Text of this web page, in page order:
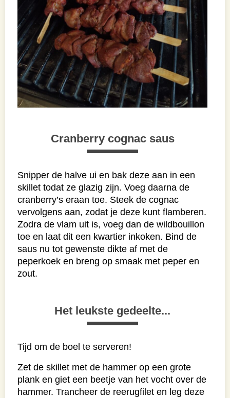
Cranberry cognac saus
Snipper de halve ui en bak deze aan in een
skillet todat ze glazig zijn. Voeg daarna de
cranberry’s eraan toe. Steek de cognac
vervolgens aan, zodat je deze kunt flamberen.
Zodra de vlam uit is, voeg dan de wildbouillon
toe en laat dit een kwartier inkoken. Bind de
saus nu tot gewenste dikte af met de
peperkoek en breng op smaak met peper en
zout.
Het leukste gedeelte...
Tijd om de boel te serveren!
Zet de skillet met de hammer op een grote
plank en giet een beetje van het vocht over de
hammer. Trancheer de reerugfilet en leg deze